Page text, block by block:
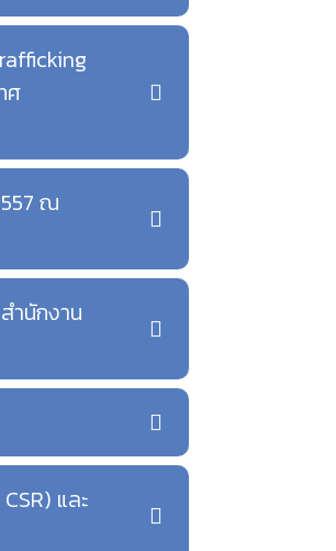
ศ
ณ
ำนักงาน
และ